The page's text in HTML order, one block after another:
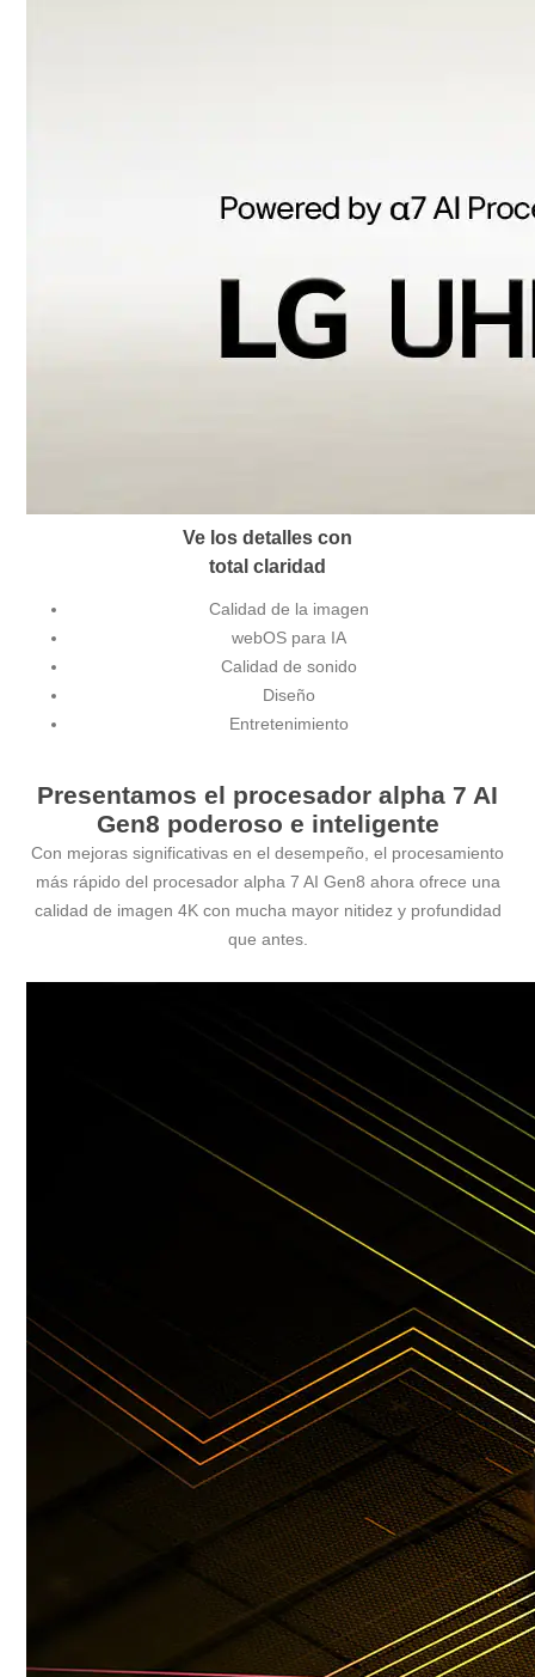
Ve los detalles con
total claridad
Calidad de la imagen
webOS para IA
Calidad de sonido
Diseño
Entretenimiento
Presentamos el procesador alpha 7 AI
Gen8 poderoso e inteligente
Con mejoras significativas en el desempeño, el procesamiento
más rápido del procesador alpha 7 AI Gen8 ahora ofrece una
calidad de imagen 4K con mucha mayor nitidez y profundidad
que antes.